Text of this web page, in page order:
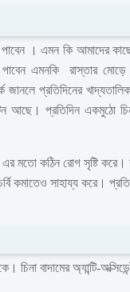
। এমন কি আমাদের
এমনকি রাস্তার মোড়ে
প্রতিদিনের
আছে। প্রতিদিন একমুঠো
মতো কঠিন রোগ সৃষ্টি করে।
কমাতেও সাহায্য করে।
বাদামের অ্যান্টি-